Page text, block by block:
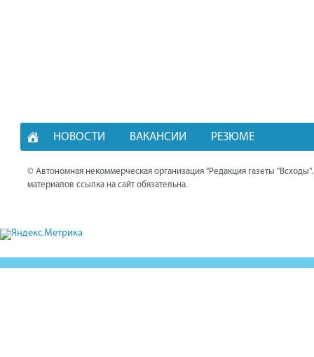
НОВОСТИ ВАКАНСИИ РЕЗЮМЕ
© Автономная некоммерческая организация "Редакция газеты
материалов ссылка на сайт обязательна.